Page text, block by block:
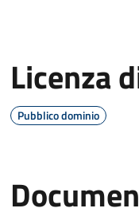
Licenza
Pubblico dominio